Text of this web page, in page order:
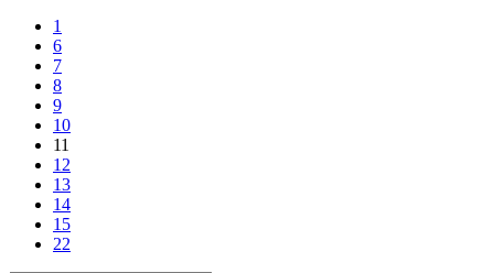
1
6
7
8
9
10
11
12
13
14
15
22